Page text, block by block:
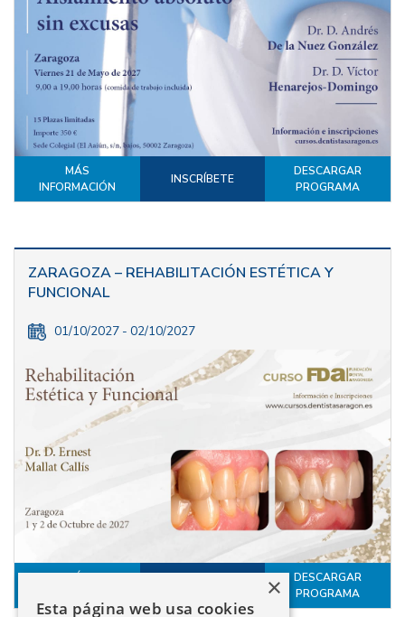
MÁS
INFORMACIÓN
INSCRÍBETE
DESCARGAR
PROGRAMA
ZARAGOZA – REHABILITACIÓN ESTÉTICA Y
FUNCIONAL
01/10/2027 - 02/10/2027
MÁS
DESCARGAR
PROGRAMA
Esta página web usa cookies
×